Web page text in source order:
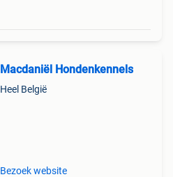
Macdaniël Hondenkennels
Heel België
Bezoek website